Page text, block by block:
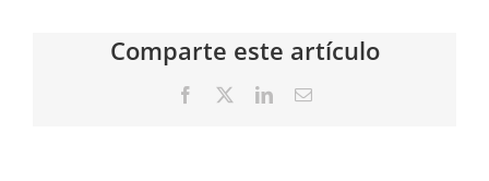
Comparte este artículo
Facebook LinkedInCorreo